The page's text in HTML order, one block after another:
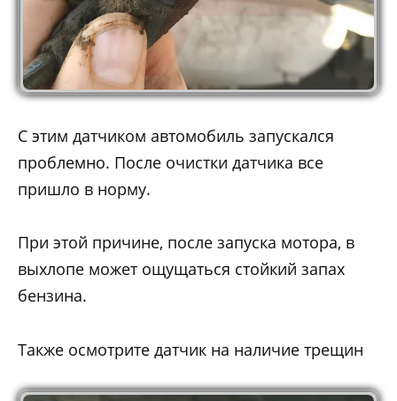
С этим датчиком автомобиль запускался
проблемно. После очистки датчика все
пришло в норму.
При этой причине, после запуска мотора, в
выхлопе может ощущаться стойкий запах
бензина.
Также осмотрите датчик на наличие трещин